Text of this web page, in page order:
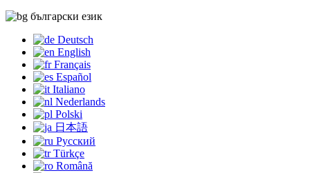
български език
Deutsch
English
Français
Español
Italiano
Nederlands
Polski
日本語
Русский
Türkçe
Română